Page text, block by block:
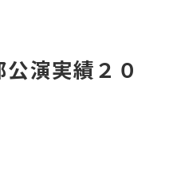
演実績２０